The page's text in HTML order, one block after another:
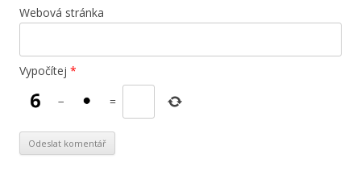
Webová stránka
Vypočítej *
−
=